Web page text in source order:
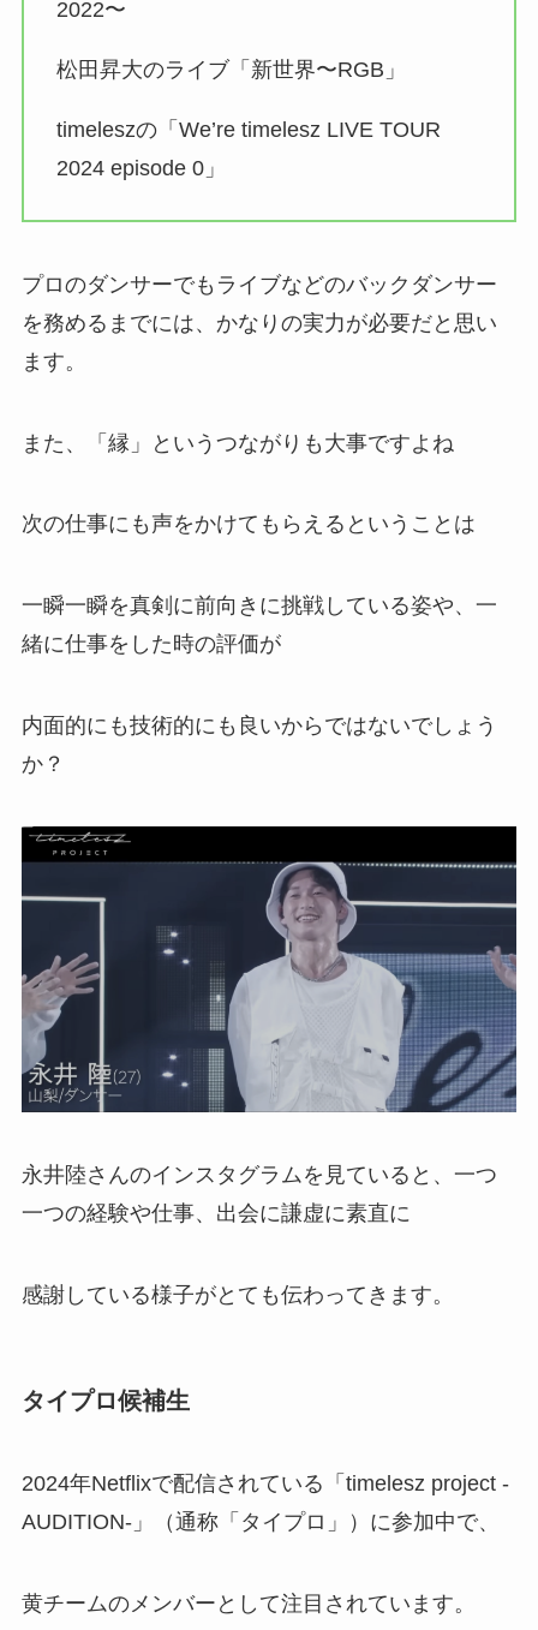
2022〜
松田昇大のライブ「新世界〜RGB」
timeleszの「We’re timelesz LIVE TOUR
2024 episode 0」
プロのダンサーでもライブなどのバックダンサー
を務めるまでには、かなりの実力が必要だと思い
ます。
また、「縁」というつながりも大事ですよね
次の仕事にも声をかけてもらえるということは
一瞬一瞬を真剣に前向きに挑戦している姿や、一
緒に仕事をした時の評価が
内面的にも技術的にも良いからではないでしょう
か？
永井陸さんのインスタグラムを見ていると、一つ
一つの経験や仕事、出会に謙虚に素直に
感謝している様子がとても伝わってきます。
タイプロ候補生
2024年Netflixで配信されている「timelesz project -
AUDITION-」（通称「タイプロ」）に参加中で、
黄チームのメンバーとして注目されています。